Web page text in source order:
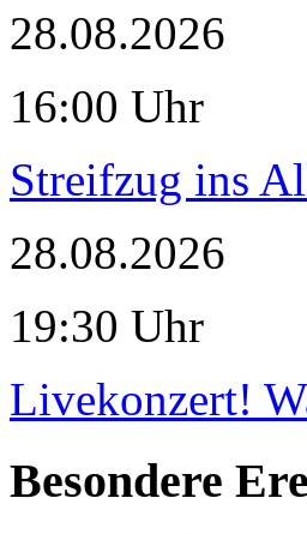
28.08.2026
16:00 Uhr
Streifzug ins
28.08.2026
19:30 Uhr
Livekonzert!
Besondere